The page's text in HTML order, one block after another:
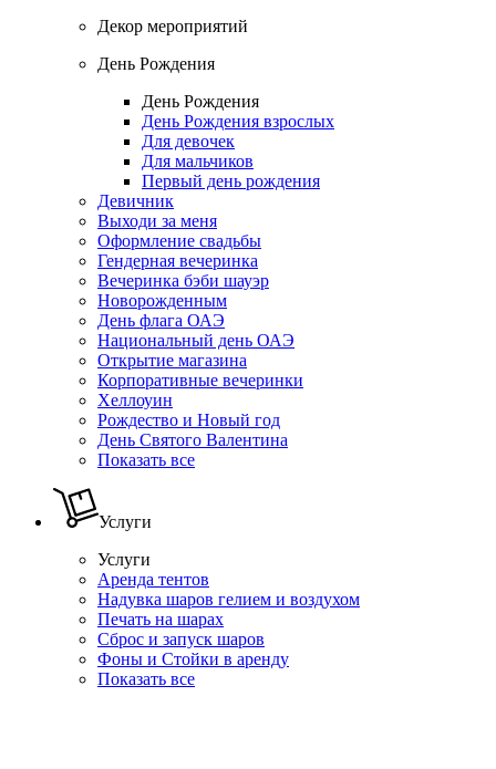
Декор мероприятий
День Рождения
День Рождения
День Рождения взрослых
Для девочек
Для мальчиков
Первый день рождения
Девичник
Выходи за меня
Оформление свадьбы
Гендерная вечеринка
Вечеринка бэби шауэр
Новорожденным
День флага ОАЭ
Национальный день ОАЭ
Открытие магазина
Корпоративные вечеринки
Хеллоуин
Рождество и Новый год
День Святого Валентина
Показать все
Услуги
Услуги
Аренда тентов
Надувка шаров гелием и воздухом
Печать на шарах
Сброс и запуск шаров
Фоны и Стойки в аренду
Показать все